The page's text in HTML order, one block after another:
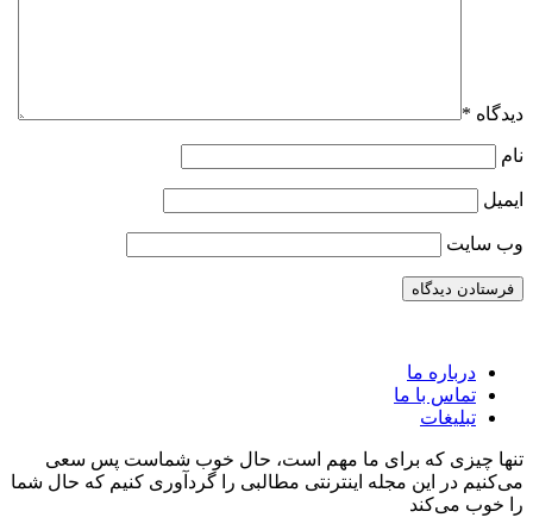
دیدگاه *
نام
ایمیل
وب‌ سایت
درباره ما
تماس با ما
تبلیغات
تنها چیزی که برای ما مهم است، حال خوب شماست پس سعی
می‌کنیم در این مجله اینترنتی مطالبی را گردآوری کنیم که حال شما
را خوب می‌کند
یک سبزه عید جاودانه درست کن ؛ مراحل کاشت